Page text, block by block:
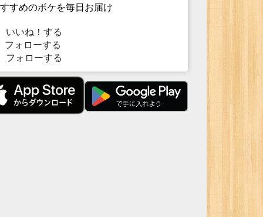
すめのボケを毎日お届け
いいね！する
ォローする
フォローする